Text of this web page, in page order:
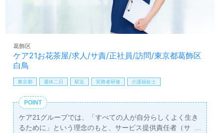
ケア21お花茶屋/求人/サ責/正社員/訪問/東京都葛飾区
白鳥
葛飾区
東京都 週休二日 駅近 実務者研修 介護福祉士
POINT
ケア21グループでは、「すべての人が自分らしくよく生き
るために」という理念のもと、サービス提供責任者（サ